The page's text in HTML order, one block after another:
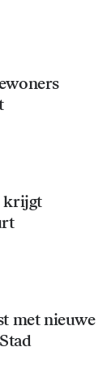
krijgt
met nieuwe